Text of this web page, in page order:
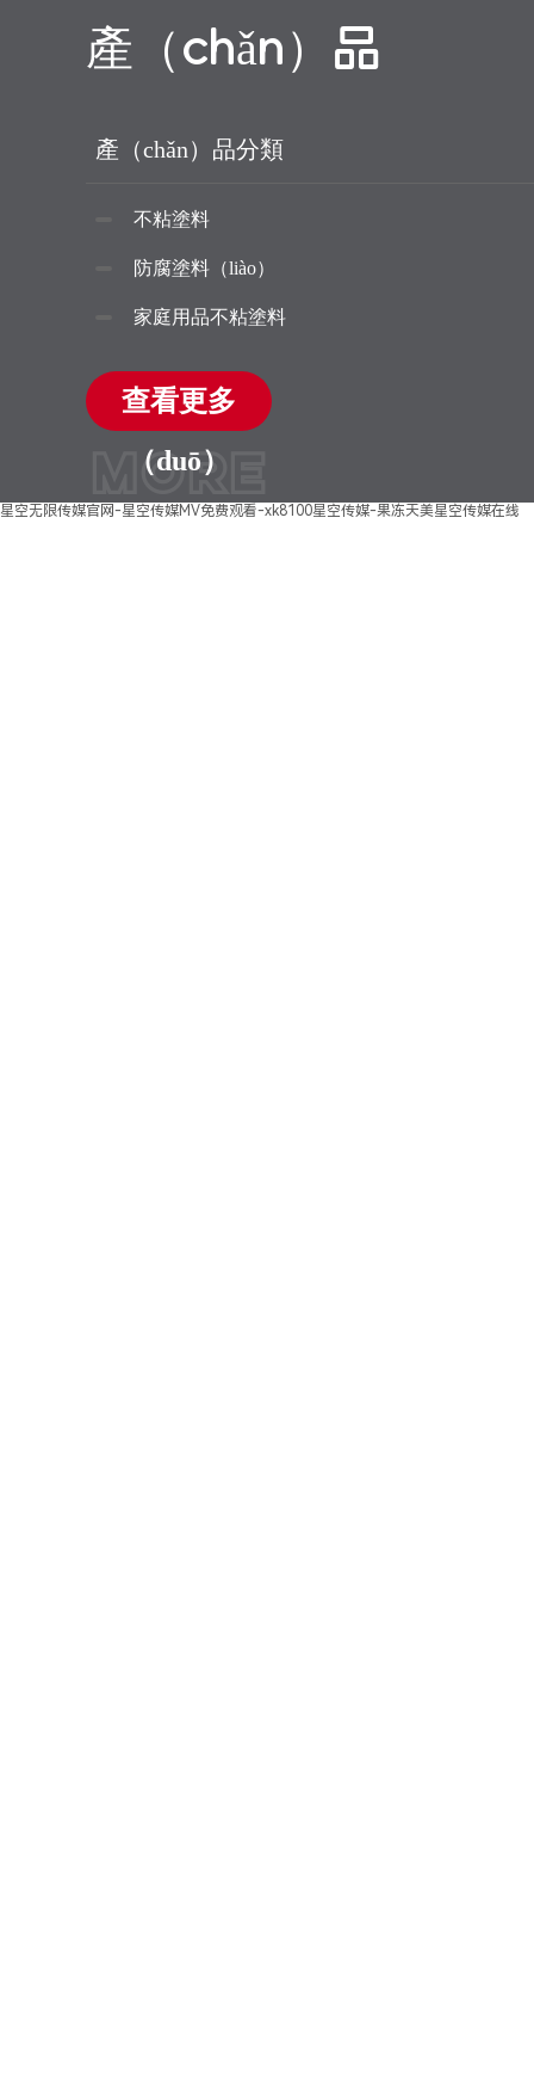
產（chǎn）品
產（chǎn）品分類
不粘塗料
防腐塗料（liào）
家庭用品不粘塗料
查看更多
（duō）
MORE
星空无限传媒官网-星空传媒MV免费观看-xk8100星空传媒-果冻天美星空传媒在线